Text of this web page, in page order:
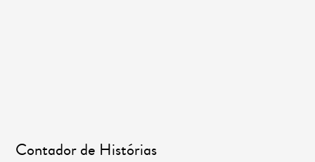
Contador de Histórias